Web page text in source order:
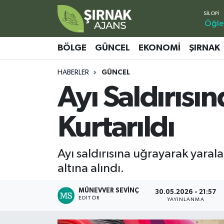
Öğle
BÖLGE GÜNCEL EKONOMI ŞIRNAK
HABERLER GÜNCEL
Ayı
Kurtarıldı
Ayı saldırısına uğrayarak
altına alındı.
MÜNEVVER SEVINÇ
EDITÖR
30.05.2026 - 21:57
YAYINLANMA
Bölge
Ekonomi
Şırnak Nöbetçi Eczaneler
Şirnak Namaz Vakitleri
Şırnak Trafik Yoğunluk Haritası
Süper Lig Puan Durumu ve Fikstür
Tüm Manşetler
Son Dakika Haberleri